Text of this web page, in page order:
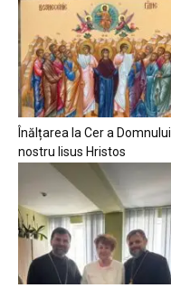
Înălțarea la Cer a Domnului
nostru Iisus Hristos